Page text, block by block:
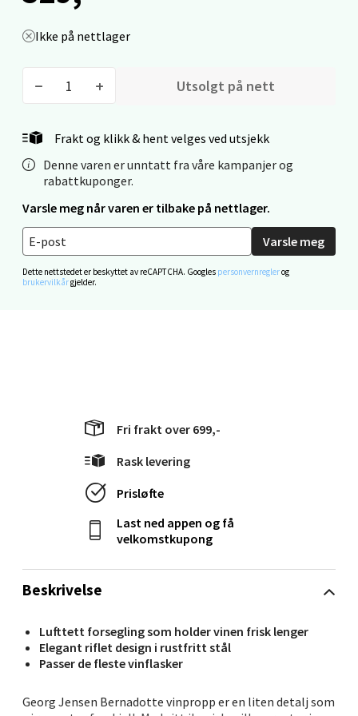
Ikke på nettlager
Utsolgt på nett
Frakt og klikk & hent velges ved utsjekk
Denne varen er unntatt fra våre kampanjer og
rabattkuponger.
Varsle meg når varen er tilbake på nettlager.
Varsle meg
Dette nettstedet er beskyttet av reCAPTCHA. Googles personvernreglerog
brukervilkårgjelder.
Beskrivelse
Lufttett forsegling som holder vinen frisk lenger
Elegant riflet design i rustfritt stål
Passer de fleste vinflasker
Georg Jensen Bernadotte vinpropp er en liten detalj som
Fri frakt over 699,-
Rask levering
Prisløfte
Last ned appen og få
velkomstkupong
Stavanger og Sandnes - Thon
Senter Madla
Madlakrossen nr 9, 4042 Stavanger
Åpent i dag 10-19
0 i butikk
Velg
Mandal - Alti Mandal
Skarvøyveien 55, 4517 Mandal
Åpent i dag 10-18